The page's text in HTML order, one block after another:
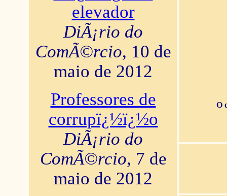
elevador
DiÃ¡rio do
ComÃ©rcio, 10 de
maio de 2012
Professores de
corrupï¿½ï¿½o
DiÃ¡rio do
ComÃ©rcio, 7 de
maio de 2012
O